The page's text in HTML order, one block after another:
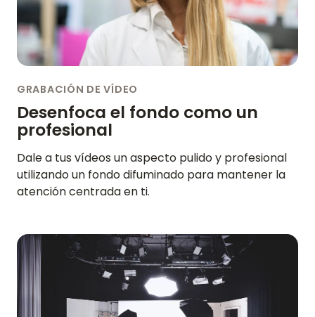
GRABACIÓN DE VÍDEO
Desenfoca el fondo como un
profesional
Dale a tus vídeos un aspecto pulido y profesional
utilizando un fondo difuminado para mantener la
atención centrada en ti.